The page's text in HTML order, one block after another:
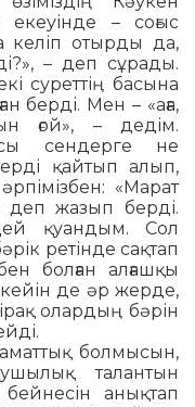
екеуінде – соғыс
келіп отырды да,
– деп сұра­ды.
су­­реттің басына
берді. Мен – «аға,
ғой», – дедім.
сендерге не
қайтып алып,
«Марат
деп жазып берді.
қуан­дым. Сол
ретінде сақтап
болған алғашқы
де әр жерде,
олардың бә­рін
болмысын,
талантын
анықтап